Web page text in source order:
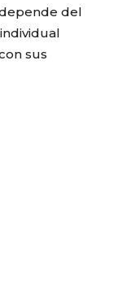
del
sus